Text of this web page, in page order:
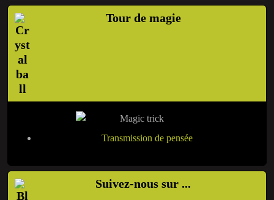
Tour de magie
Transmission de pensée
Suivez-nous sur ...